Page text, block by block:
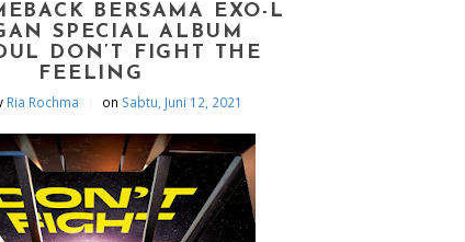
BERSAMA EXO-L
SPECIAL ALBUM
DON’T FIGHT THE
FEELING
Ria Rochma on Sabtu, Juni 12, 2021